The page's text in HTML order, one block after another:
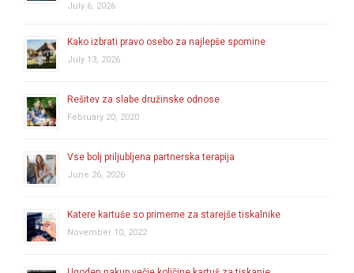
July 6, 2026
Kako izbrati pravo osebo za najlepše spomine
July 13, 2026
Rešitev za slabe družinske odnose
February 20, 2020
Vse bolj priljubljena partnerska terapija
June 26, 2026
Katere kartuše so primerne za starejše tiskalnike
November 10, 2022